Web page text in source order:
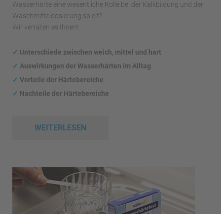
Wasserhärte eine wesentliche Rolle bei der Kalkbildung und der
Waschmitteldosierung spielt?
Wir verraten es Ihnen!
✓ Unterschiede zwischen weich, mittel und hart
✓ Auswirkungen der Wasserhärten im Alltag
✓ Vorteile der Härtebereiche
✓ Nachteile der Härtebereiche
WEITERLESEN